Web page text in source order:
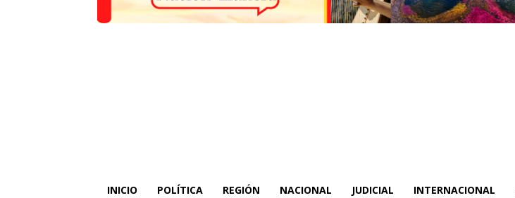
INICIO POLÍTICA REGIÓN NACIONAL JUDICIAL INTERNACIONAL